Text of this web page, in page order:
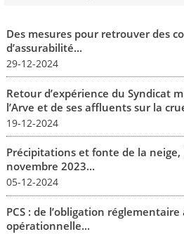
Des mesures pour retrouver des
d’assurabilité...
29-12-2024
Retour d’expérience du Syndicat
l’Arve et de ses affluents sur la
19-12-2024
Précipitations et fonte de la neige,
novembre 2023...
05-12-2024
PCS : de l’obligation réglementaire
opérationnelle...